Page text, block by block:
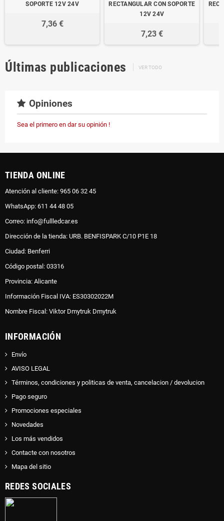
SOPORTE 12V 24V
7,36 €
RECTANGULAR CON SOPORTE
12V 24V
7,23 €
Últimas publicaciones VER TODO
Opiniones
Sea el primero en dar su opinión !
TIENDA ONLINE
Atención al cliente: 965 06 32 45
WhatsApp: 611 44 48 05
Correo: info@fullledcar.es
Dirección de la tienda: URB. BENFISPARK C/10 P1E 18
Ciudad: Benferri
Código postal: 03316
Provincia: Alicante
Información Fiscal IVA: ES30302022M
Nombre Fiscal: Viktor Dmytruk Dmytruk
INFORMACIÓN
Envío
AVISO LEGAL
Términos, condiciones y politicas de venta, cancelacion / devolucion
Pago seguro
Promociones especiales
Novedades
Los más vendidos
Contacte con nosotros
Mapa del sitio
REDES SOCIALES